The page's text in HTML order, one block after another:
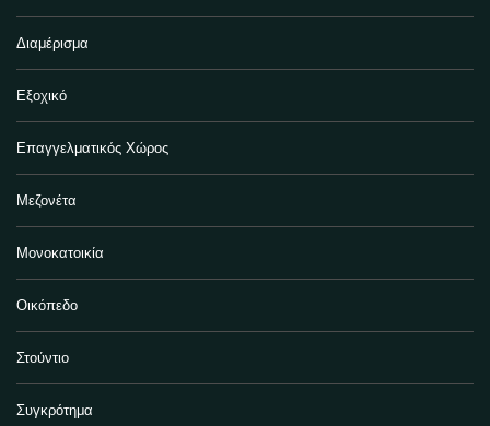
Διαμέρισμα
Εξοχικό
Επαγγελματικός Χώρος
Μεζονέτα
Μονοκατοικία
Οικόπεδο
Στούντιο
Συγκρότημα